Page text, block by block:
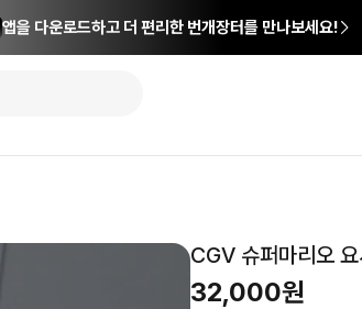
앱을 다운로드하고 더 편리한 번개장터를 만나보세요!
CGV 슈퍼마리오
32,000원